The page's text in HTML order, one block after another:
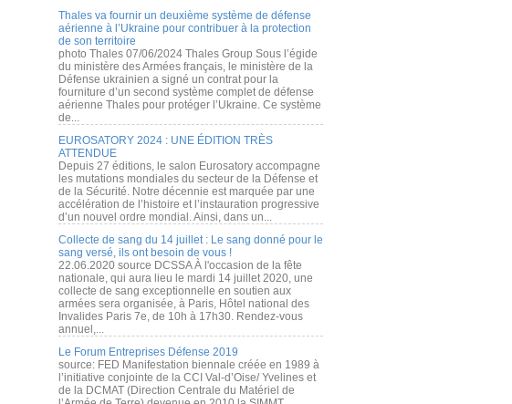
Thales va fournir un deuxième système de défense
aérienne à l’Ukraine pour contribuer à la protection
de son territoire
photo Thales 07/06/2024 Thales Group Sous l’égide
du ministère des Armées français, le ministère de la
Défense ukrainien a signé un contrat pour la
fourniture d’un second système complet de défense
aérienne Thales pour protéger l’Ukraine. Ce système
de...
EUROSATORY 2024 : UNE ÉDITION TRÈS
ATTENDUE
Depuis 27 éditions, le salon Eurosatory accompagne
les mutations mondiales du secteur de la Défense et
de la Sécurité. Notre décennie est marquée par une
accélération de l’histoire et l’instauration progressive
d’un nouvel ordre mondial. Ainsi, dans un...
Collecte de sang du 14 juillet : Le sang donné pour le
sang versé, ils ont besoin de vous !
22.06.2020 source DCSSA À l'occasion de la fête
nationale, qui aura lieu le mardi 14 juillet 2020, une
collecte de sang exceptionnelle en soutien aux
armées sera organisée, à Paris, Hôtel national des
Invalides Paris 7e, de 10h à 17h30. Rendez-vous
annuel,...
Le Forum Entreprises Défense 2019
source: FED Manifestation biennale créée en 1989 à
l’initiative conjointe de la CCI Val-d’Oise/ Yvelines et
de la DCMAT (Direction Centrale du Matériel de